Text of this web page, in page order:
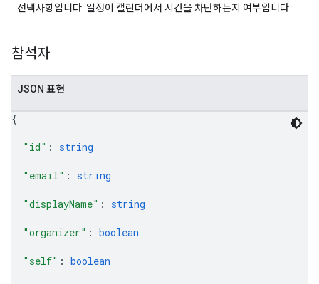
선택사항입니다. 일정이 캘린더에서 시간을 차단하는지 여부입니다.
참석자
JSON 표현
{
"id" : string
"email" : string
"displayName" : string
"organizer" : boolean
"self" : boolean